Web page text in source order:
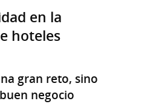
en la
hoteles
gran reto, sino
negocio